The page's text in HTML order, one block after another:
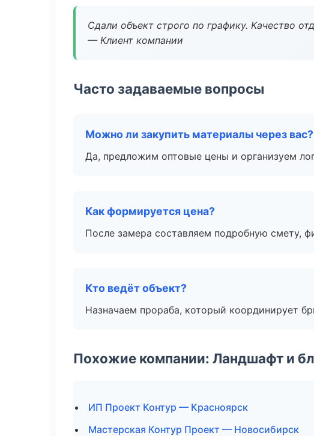
Сдали объект строго по графику. Качество
— Клиент компании
Часто задаваемые вопросы
Можно ли закупить материалы через вас?
Да, предложим оптовые цены и организуем
Как формируется цена?
После замера составляем подробную смету,
Кто ведёт объект?
Назначаем прораба, который координирует
Похожие компании: Ландшафт и
ИП Проект Контур — Красноярск
Мастерская Контур Проект — Новосибирск